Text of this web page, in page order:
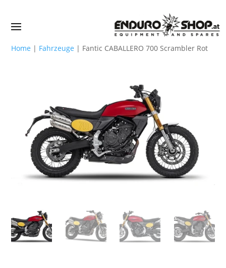
Home | Fahrzeuge | Fantic CABALLERO 700 Scrambler Rot